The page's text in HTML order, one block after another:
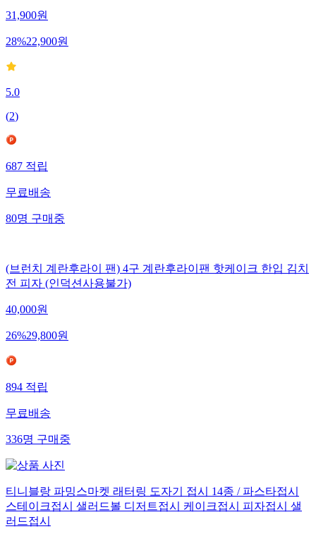
31,900원
28%22,900원
5.0
(2)
687적립
무료배송
80명구매중
(브런치 계란후라이 팬) 4구 계란후라이팬 핫케이크 한입 김치
전 피자 (인덕션사용불가)
40,000원
26%29,800원
894적립
무료배송
336명구매중
티니블랑 파밍스마켓 래터링 도자기 접시 14종 / 파스타접시
스테이크접시 샐러드볼 디저트접시 케이크접시 피자접시 샐
러드접시